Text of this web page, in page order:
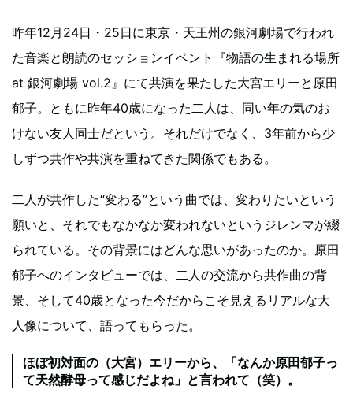
昨年12月24日・25日に東京・天王州の銀河劇場で行われ
た音楽と朗読のセッションイベント『物語の生まれる場所
at 銀河劇場 vol.2』にて共演を果たした大宮エリーと原田
郁子。ともに昨年40歳になった二人は、同い年の気のお
けない友人同士だという。それだけでなく、3年前から少
しずつ共作や共演を重ねてきた関係でもある。
二人が共作した“変わる”という曲では、変わりたいという
願いと、それでもなかなか変われないというジレンマが綴
られている。その背景にはどんな思いがあったのか。原田
郁子へのインタビューでは、二人の交流から共作曲の背
景、そして40歳となった今だからこそ見えるリアルな大
人像について、語ってもらった。
ほぼ初対面の（大宮）エリーから、「なんか原田郁子っ
て天然酵母って感じだよね」と言われて（笑）。